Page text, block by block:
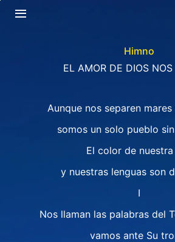
Himno
EL AMOR DE DIOS
Aunque nos separen
somos un solo pueblo
El color de
y nuestras lenguas son
I
Nos llaman las palabras del
vamos ante Su